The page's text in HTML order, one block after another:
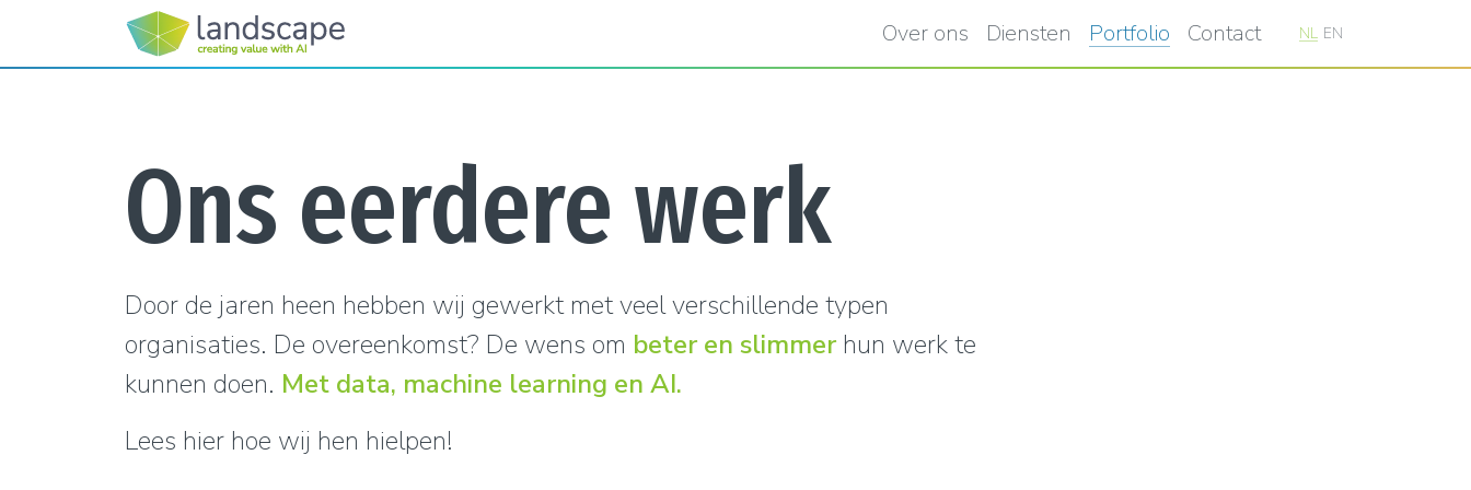
Over ons Diensten Portfolio Contact NL EN
Ons eerdere werk
Door de jaren heen hebben wij gewerkt met veel verschillende typen
organisaties. De overeenkomst? De wens om beter en slimmerhun werk te
kunnen doen. Met data, machine learning en AI.
Lees hier hoe wij hen hielpen!